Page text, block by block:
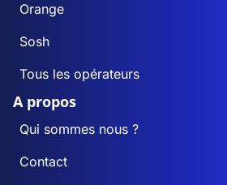
Orange
Sosh
Tous les opérateurs
A propos
Qui sommes nous ?
Contact